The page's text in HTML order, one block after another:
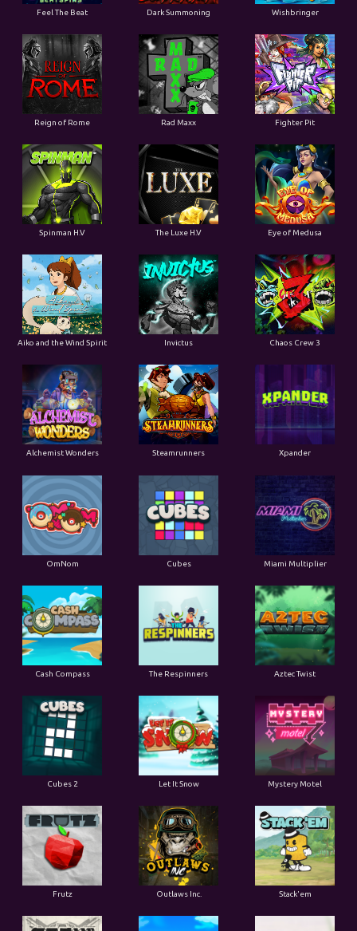
Feel The Beat Dark Summoning Wishbringer
Reign of Rome Rad Maxx Fighter Pit
Spinman H.V The Luxe H.V Eye of Medusa
Aiko and the Wind Spirit Invictus Chaos Crew 3
Alchemist Wonders Steamrunners Xpander
OmNom Cubes Miami Multiplier
Cash Compass The Respinners Aztec Twist
Cubes 2 Let It Snow Mystery Motel
Frutz Outlaws Inc. Stack'em